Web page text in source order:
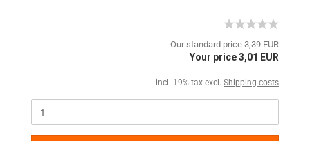
Our standard price 3,39 EUR
Your price 3,01 EUR
incl. 19% tax excl. Shipping costs